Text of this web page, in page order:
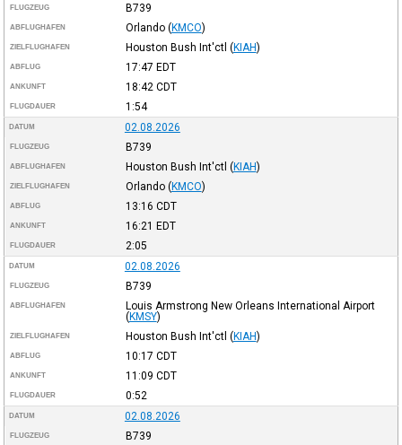
FLUGZEUG B739
ABFLUGHAFEN Orlando (KMCO)
ZIELFLUGHAFEN Houston Bush Int'ctl (KIAH)
ABFLUG 17:47 EDT
ANKUNFT 18:42 CDT
FLUGDAUER 1:54
DATUM 02.08.2026
FLUGZEUG B739
ABFLUGHAFEN Houston Bush Int'ctl (KIAH)
ZIELFLUGHAFEN Orlando (KMCO)
ABFLUG 13:16 CDT
ANKUNFT 16:21 EDT
FLUGDAUER 2:05
DATUM 02.08.2026
FLUGZEUG B739
ABFLUGHAFEN
Louis Armstrong New Orleans International Airport
(KMSY)
ZIELFLUGHAFEN Houston Bush Int'ctl (KIAH)
ABFLUG 10:17 CDT
ANKUNFT 11:09 CDT
FLUGDAUER 0:52
DATUM 02.08.2026
FLUGZEUG B739